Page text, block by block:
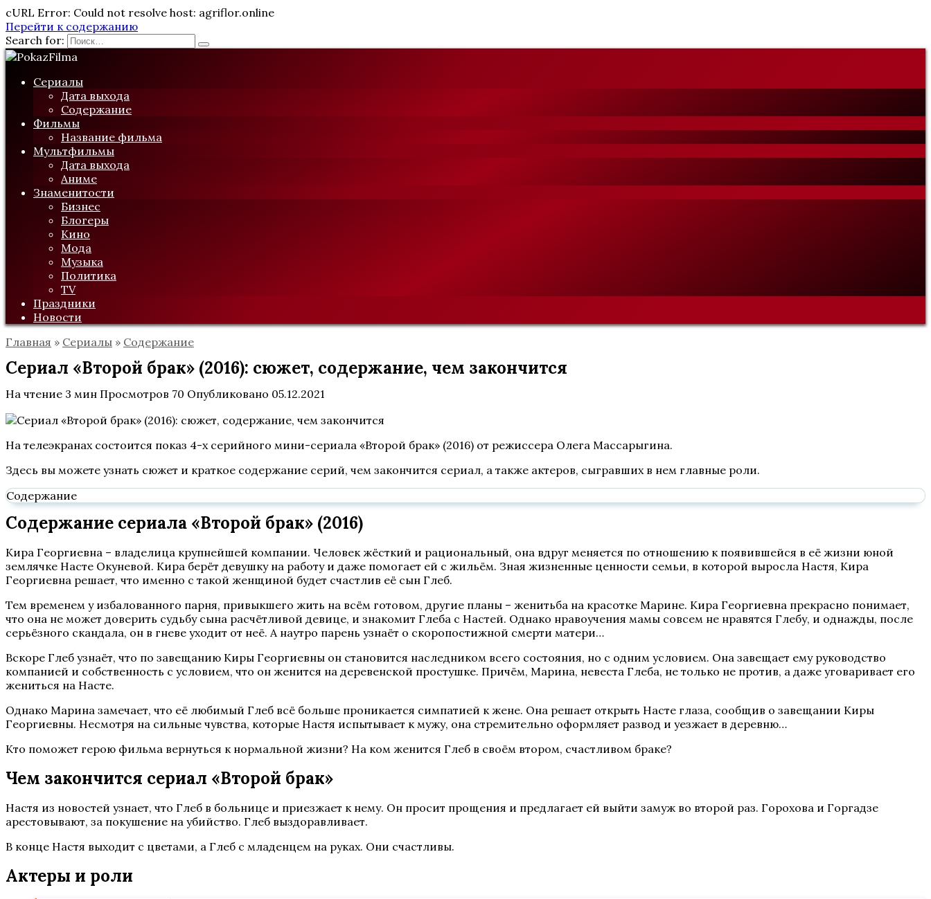
cURL Error: Could not resolve host: agriflor.online
Перейти к содержанию
Search for:
Сериалы
Дата выхода
Содержание
Фильмы
Название фильма
Мультфильмы
Дата выхода
Аниме
Знаменитости
Бизнес
Блогеры
Кино
Мода
Музыка
Политика
TV
Праздники
Новости
Главная » Сериалы » Содержание
Сериал «Второй брак» (2016): сюжет, содержание, чем закончится
На чтение 3 мин Просмотров 70 Опубликовано 05.12.2021
На телеэкранах состоится показ 4-х серийного мини-сериала «Второй брак» (2016) от режиссера Олега Массарыгина.
Здесь вы можете узнать сюжет и краткое содержание серий, чем закончится сериал, а также актеров, сыгравших в нем главные роли.
Содержание
Содержание сериала «Второй брак» (2016)
Кира Георгиевна – владелица крупнейшей компании. Человек жёсткий и рациональный, она вдруг меняется по отношению к появившейся в её жизни юной
землячке Насте Окуневой. Кира берёт девушку на работу и даже помогает ей с жильём. Зная жизненные ценности семьи, в которой выросла Настя, Кира
Георгиевна решает, что именно с такой женщиной будет счастлив её сын Глеб.
Тем временем у избалованного парня, привыкшего жить на всём готовом, другие планы – женитьба на красотке Марине. Кира Георгиевна прекрасно понимает,
что она не может доверить судьбу сына расчётливой девице, и знакомит Глеба с Настей. Однако нравоучения мамы совсем не нравятся Глебу, и однажды, после
серьёзного скандала, он в гневе уходит от неё. А наутро парень узнаёт о скоропостижной смерти матери…
Вскоре Глеб узнаёт, что по завещанию Киры Георгиевны он становится наследником всего состояния, но с одним условием. Она завещает ему руководство
компанией и собственность с условием, что он женится на деревенской простушке. Причём, Марина, невеста Глеба, не только не против, а даже уговаривает его
жениться на Насте.
Однако Марина замечает, что её любимый Глеб всё больше проникается симпатией к жене. Она решает открыть Насте глаза, сообщив о завещании Киры
Георгиевны. Несмотря на сильные чувства, которые Настя испытывает к мужу, она стремительно оформляет развод и уезжает в деревню…
Кто поможет герою фильма вернуться к нормальной жизни? На ком женится Глеб в своём втором, счастливом браке?
Чем закончится сериал «Второй брак»
Настя из новостей узнает, что Глеб в больнице и приезжает к нему. Он просит прощения и предлагает ей выйти замуж во второй раз. Горохова и Горгадзе
арестовывают, за покушение на убийство. Глеб выздоравливает.
В конце Настя выходит с цветами, а Глеб с младенцем на руках. Они счастливы.
Актеры и роли